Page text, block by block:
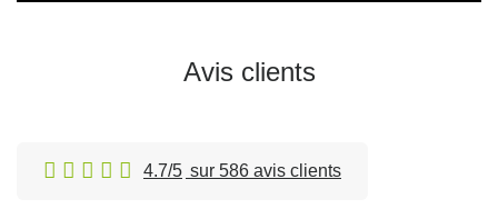
Avis clients
4.7/5 sur 586 avis clients